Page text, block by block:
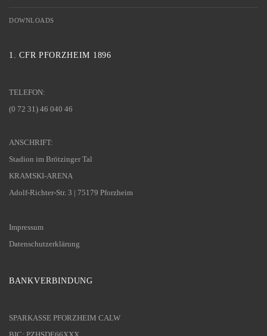
DOWNLOADS
1. CFR PFORZHEIM 1896
TELEFON:
(0 72 31) 46 040 46
ANSCHRIFT:
Stadion im Brötzinger Tal
KRAMSKI-ARENA
Adolf-Richter-Str. 3 | 75179 Pforzheim
Impressum
Datenschutzerklärung
BANKVERBINDUNG
SPARKASSE PFORZHEIM CALW